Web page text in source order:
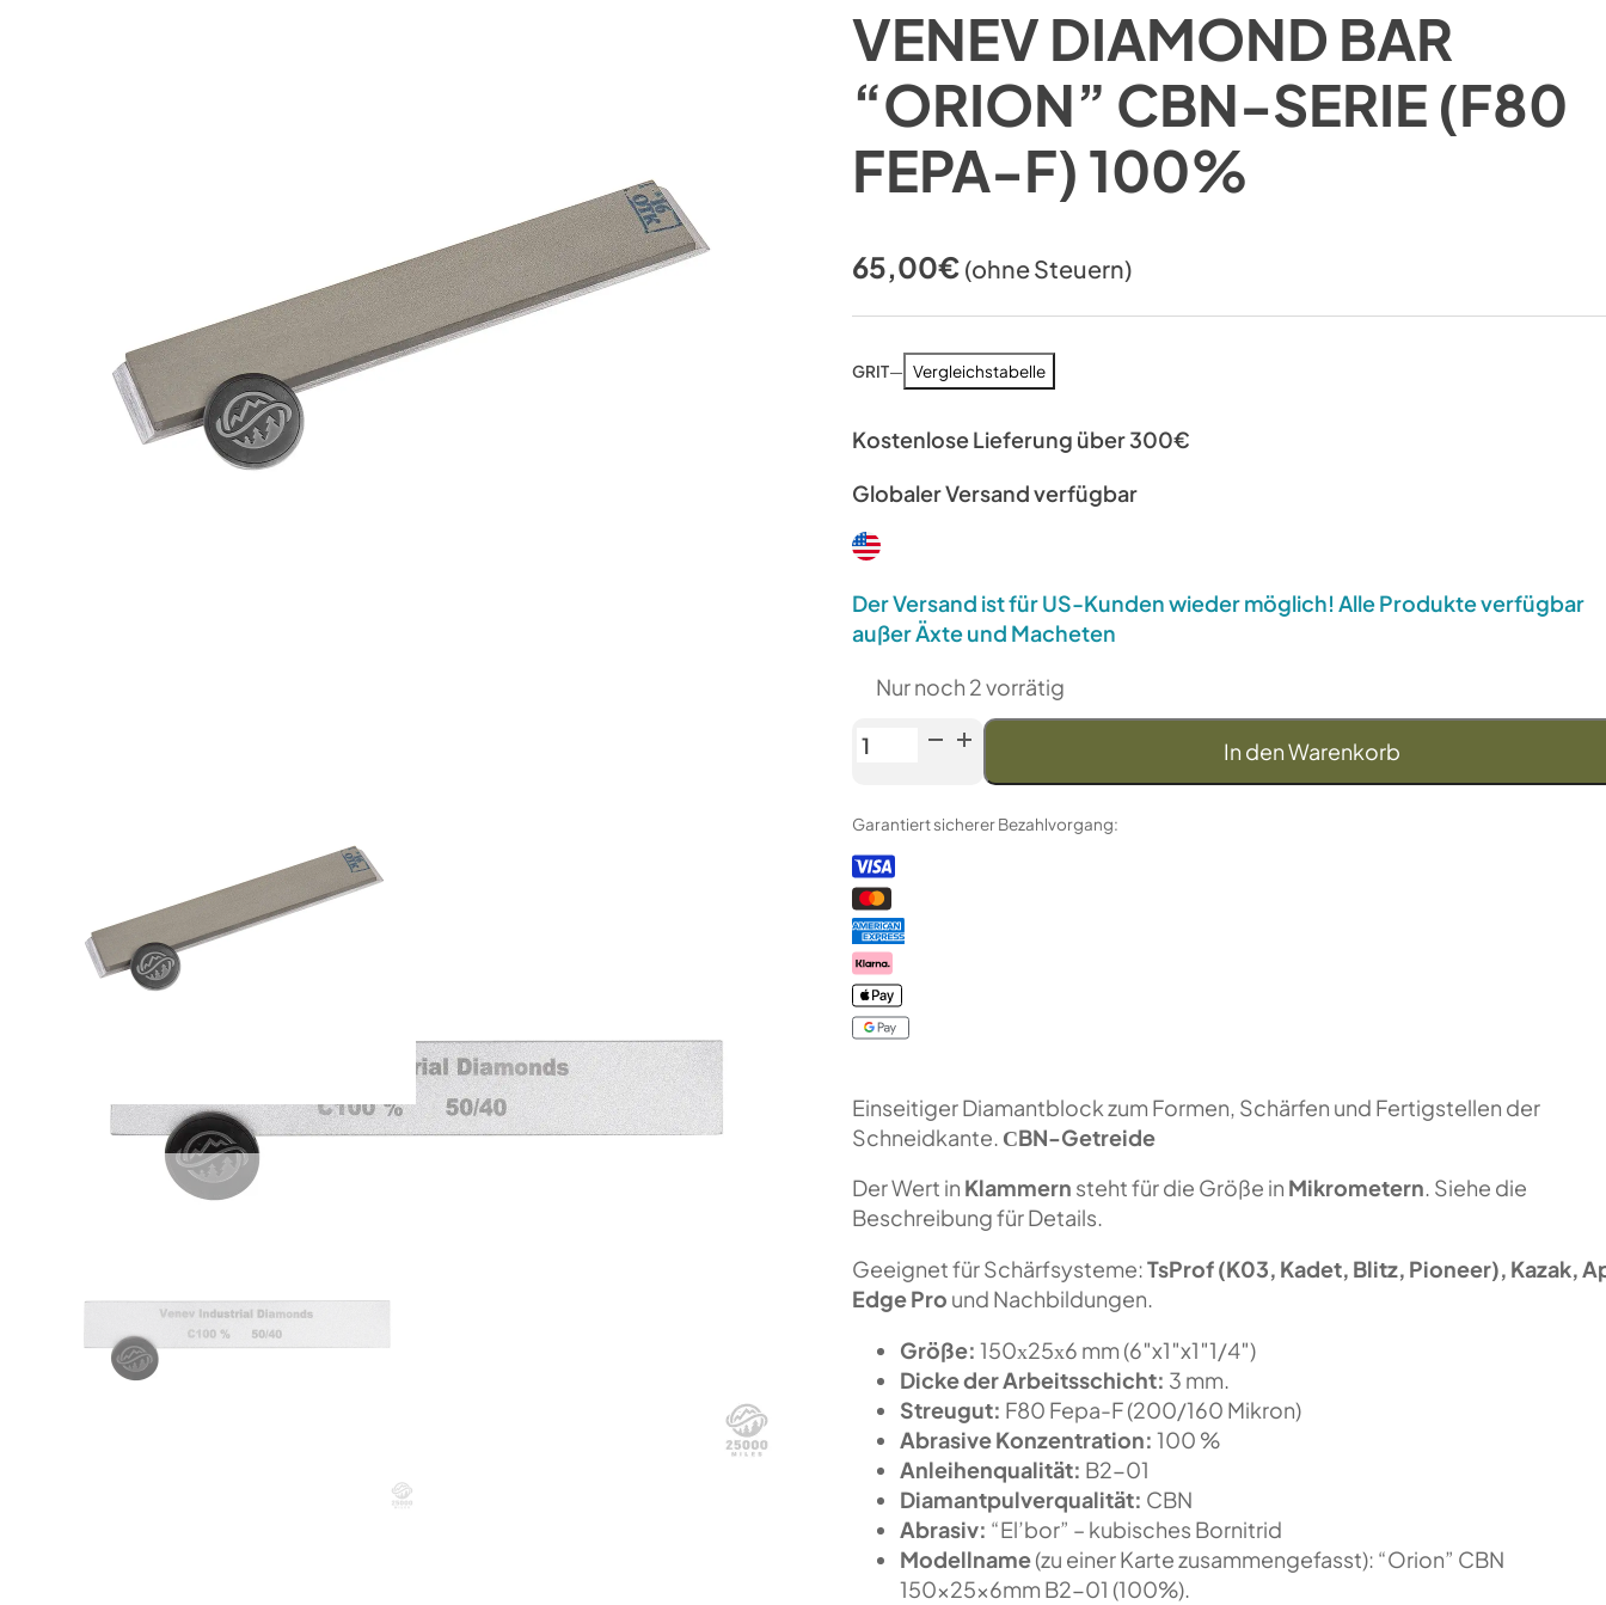
VENEV DIAMOND BAR
“ORION” CBN-SERIE (F80
FEPA-F) 100%
65,00€ (ohne Steuern)
GRIT— Vergleichstabelle
Kostenlose Lieferung über 300€
Globaler Versand verfügbar
Der Versand ist für US-Kunden wieder möglich! Alle Produkte verfügbar
außer Äxte und Macheten
Nur noch 2 vorrätig
Venev
"Orion"
CBN-
Serie
(F80
Fepa-
F)
100%
Menge
In den Warenkorb
Garantiert sicherer Bezahlvorgang:
Einseitiger Diamantblock zum Formen, Schärfen und Fertigstellen der
Schneidkante. СBN-Getreide
Der Wert in Klammern steht für die Größe in Mikrometern. Siehe die
Beschreibung für Details.
Geeignet für Schärfsysteme:TsProf (K03, Kadet, Blitz, Pioneer), Kazak,
Edge Pro und Nachbildungen.
Größe: 150х25х6 mm (6″x1″x1″1/4″)
Dicke der Arbeitsschicht: 3 mm.
Streugut: F80 Fepa-F (200/160 Mikron)
Abrasive Konzentration: 100 %
Anleihenqualität: B2-01
Diamantpulverqualität: CBN
Abrasiv: “El’bor” – kubisches Bornitrid
Modellname(zu einer Karte zusammengefasst): “Orion” CBN
150x25x6mm B2-01 (100%).